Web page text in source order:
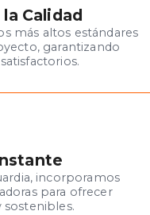
Calidad
más altos estándares
garantizando
incorporamos
para ofrecer
sostenibles.